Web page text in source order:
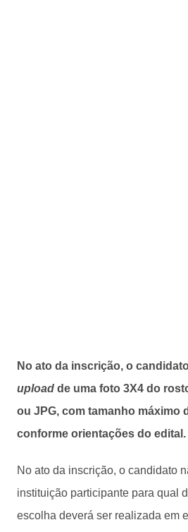
No ato da inscrição, o
upload de uma foto 3X4 do
ou JPG, com tamanho máximo
conforme orientações do edital.
No ato da inscrição, o candidato
instituição participante para qual
escolha deverá ser realizada em